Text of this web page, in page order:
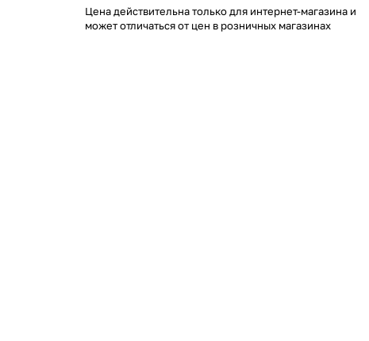
Цена действительна только для интернет-магазина и
может отличаться от цен в розничных магазинах